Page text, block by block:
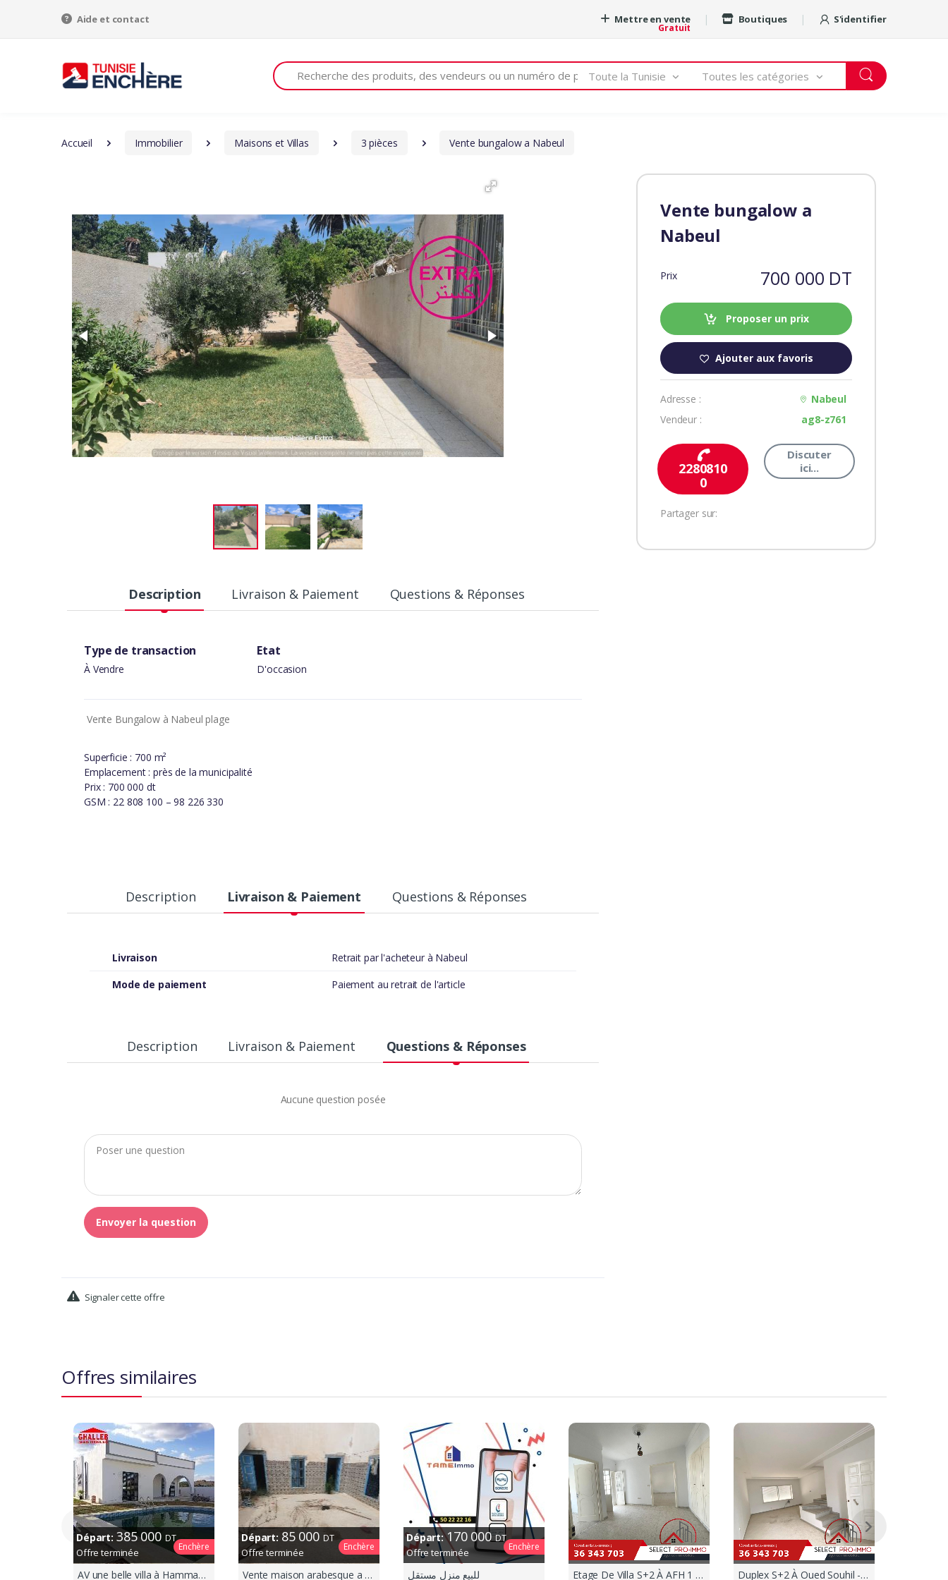
Aide et contact Mettre en vente
Gratuit
Boutiques S'identifier
Recherche
Toute la Tunisie Toutes les catégories
Accueil Immobilier Maisons et Villas 3 pièces Vente bungalow a Nabeul
Vente bungalow a
Nabeul
Prix 700 000 DT
Proposer un prix
Ajouter aux favoris
Adresse :
Nabeul
Vendeur :
ag8-z761
2280810
0
Discuter
ici...
Partager sur:
Description Livraison & Paiement Questions & Réponses
Type de transaction
À Vendre
Etat
D'occasion
Vente Bungalow à Nabeul plage
Superficie : 700 m²
Emplacement : près de la municipalité
Prix : 700 000 dt
GSM : 22 808 100 – 98 226 330
Description Livraison & Paiement Questions & Réponses
Livraison
Retrait par l'acheteur à Nabeul
Mode de paiement
Paiement au retrait de l'article
Description Livraison & Paiement Questions & Réponses
Aucune question posée
Envoyer la question
Signaler cette offre
Offres similaires
Départ: 385 000 DT
Offre terminée Enchère
AV une belle villa à Hammamet sud m
Départ: 85 000 DT
Offre terminée Enchère
Vente maison arabesque a beni khiar
Départ: 170 000DT
Offre terminée Enchère
للبيع منزل مستقل Etage De Villa S+2 À AFH 1 Nabeul- 629a Duplex S+2 À Oued Souhil - 623a